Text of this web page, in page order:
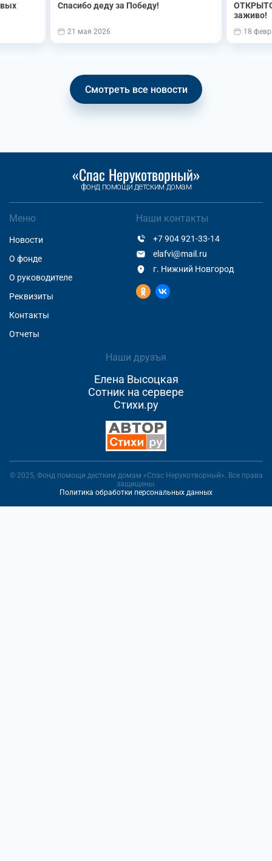
Спасибо деду за Победу!
21 мая 2026
заживо!
18
Смотреть все новости
«Спас Нерукотворный»
фонд помощи детским домам
Меню
Новости
О фонде
О руководителе
Реквизиты
Контакты
Отчеты
Наши друзъя
Елена Высоцкая
Сотник на сервере
Стихи.ру
Наши контакты
+7 904 921-33-14
elafvi@mail.ru
г. Нижний Новгород
© 2025, Фонд помощи дестким домам «Спас Нерукотворный». Все права
защищены.
Политика обработки персональных данных